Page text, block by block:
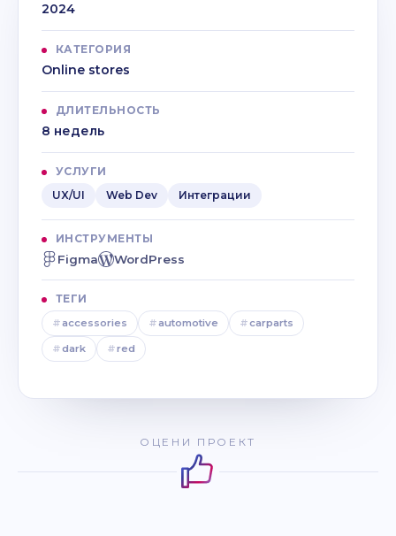
2024
КАТЕГОРИЯ
Online stores
ДЛИТЕЛЬНОСТЬ
8 недель
УСЛУГИ
UX/UI
Web Dev Интеграции
ИНСТРУМЕНТЫ
Figma WordPress
ТЕГИ
#accessories #automotive #carparts
#dark #red
ОЦЕНИ ПРОЕКТ